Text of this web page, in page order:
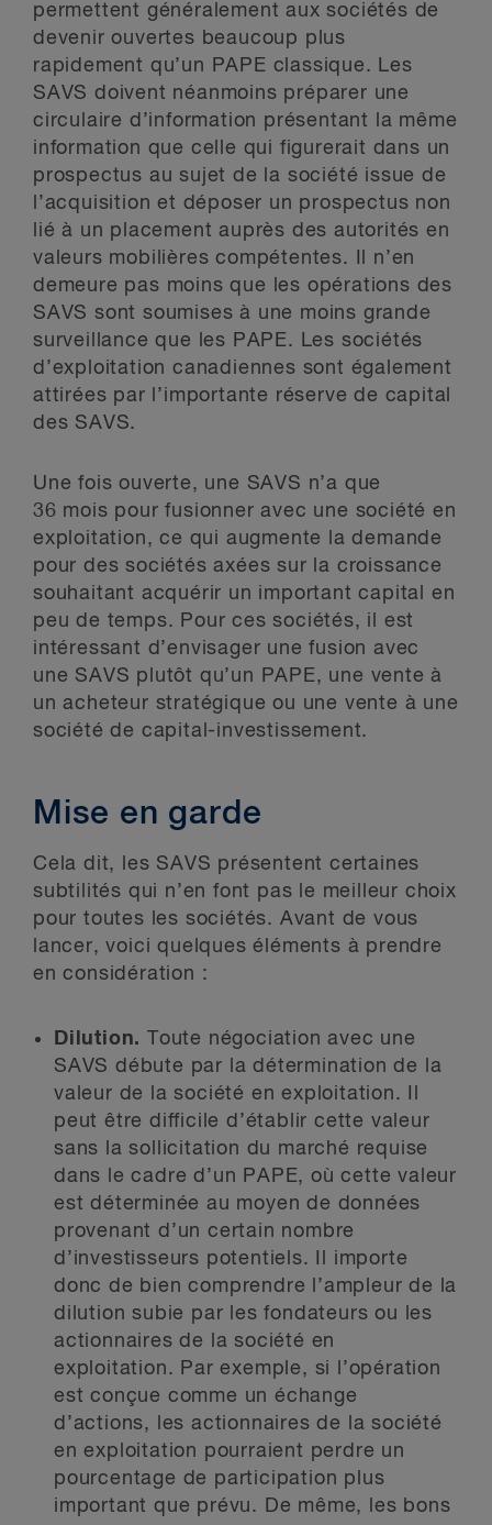
permettent généralement aux sociétés de
devenir ouvertes beaucoup plus
rapidement qu’un PAPE classique. Les
SAVS doivent néanmoins préparer une
circulaire d’information présentant la même
information que celle qui figurerait dans un
prospectus au sujet de la société issue de
l’acquisition et déposer un prospectus non
lié à un placement auprès des autorités en
valeurs mobilières compétentes. Il n’en
demeure pas moins que les opérations des
SAVS sont soumises à une moins grande
surveillance que les PAPE. Les sociétés
d’exploitation canadiennes sont également
attirées par l’importante réserve de capital
des SAVS.
Une fois ouverte, une SAVS n’a que
36 mois pour fusionner avec une société en
exploitation, ce qui augmente la demande
pour des sociétés axées sur la croissance
souhaitant acquérir un important capital en
peu de temps. Pour ces sociétés, il est
intéressant d’envisager une fusion avec
une SAVS plutôt qu’un PAPE, une vente à
un acheteur stratégique ou une vente à une
société de capital-investissement.
Mise en garde
Cela dit, les SAVS présentent certaines
subtilités qui n’en font pas le meilleur choix
pour toutes les sociétés. Avant de vous
lancer, voici quelques éléments à prendre
en considération :
Dilution. Toute négociation avec une
SAVS débute par la détermination de la
valeur de la société en exploitation. Il
peut être difficile d’établir cette valeur
sans la sollicitation du marché requise
dans le cadre d’un PAPE, où cette valeur
est déterminée au moyen de données
provenant d’un certain nombre
d’investisseurs potentiels. Il importe
donc de bien comprendre l’ampleur de la
dilution subie par les fondateurs ou les
actionnaires de la société en
exploitation. Par exemple, si l’opération
est conçue comme un échange
d’actions, les actionnaires de la société
en exploitation pourraient perdre un
pourcentage de participation plus
important que prévu. De même, les bons